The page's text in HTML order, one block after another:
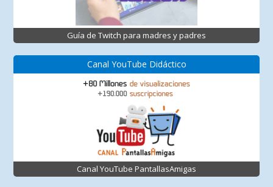
Guía de Twitch para madres y padres
Canal YouTube Didáctico
Canal YouTube PantallasAmigas